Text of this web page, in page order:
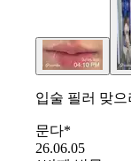
입술 필러 맞
문다*
26.06.05